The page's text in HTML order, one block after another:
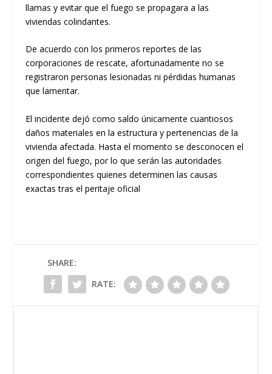
llamas y evitar que el fuego se propagara a las
viviendas colindantes.
De acuerdo con los primeros reportes de las
corporaciones de rescate, afortunadamente no se
registraron personas lesionadas ni pérdidas humanas
que lamentar.
​El incidente dejó como saldo únicamente cuantiosos
daños materiales en la estructura y pertenencias de la
vivienda afectada. Hasta el momento se desconocen el
origen del fuego, por lo que serán las autoridades
correspondientes quienes determinen las causas
exactas tras el peritaje oficial
SHARE:
RATE: